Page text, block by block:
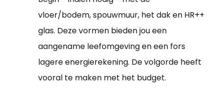
vloer/bodem, spouwmuur, het dak en HR++
glas. Deze vormen bieden jou een
aangename leefomgeving en een fors
lagere energierekening. De volgorde heeft
vooral te maken met het budget.